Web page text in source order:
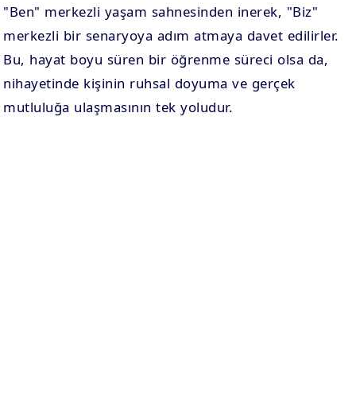
"Ben" merkezli yaşam sahnesinden inerek, "Biz"
merkezli bir senaryoya adım atmaya davet edilirler.
Bu, hayat boyu süren bir öğrenme süreci olsa da,
nihayetinde kişinin ruhsal doyuma ve gerçek
mutluluğa ulaşmasının tek yoludur.